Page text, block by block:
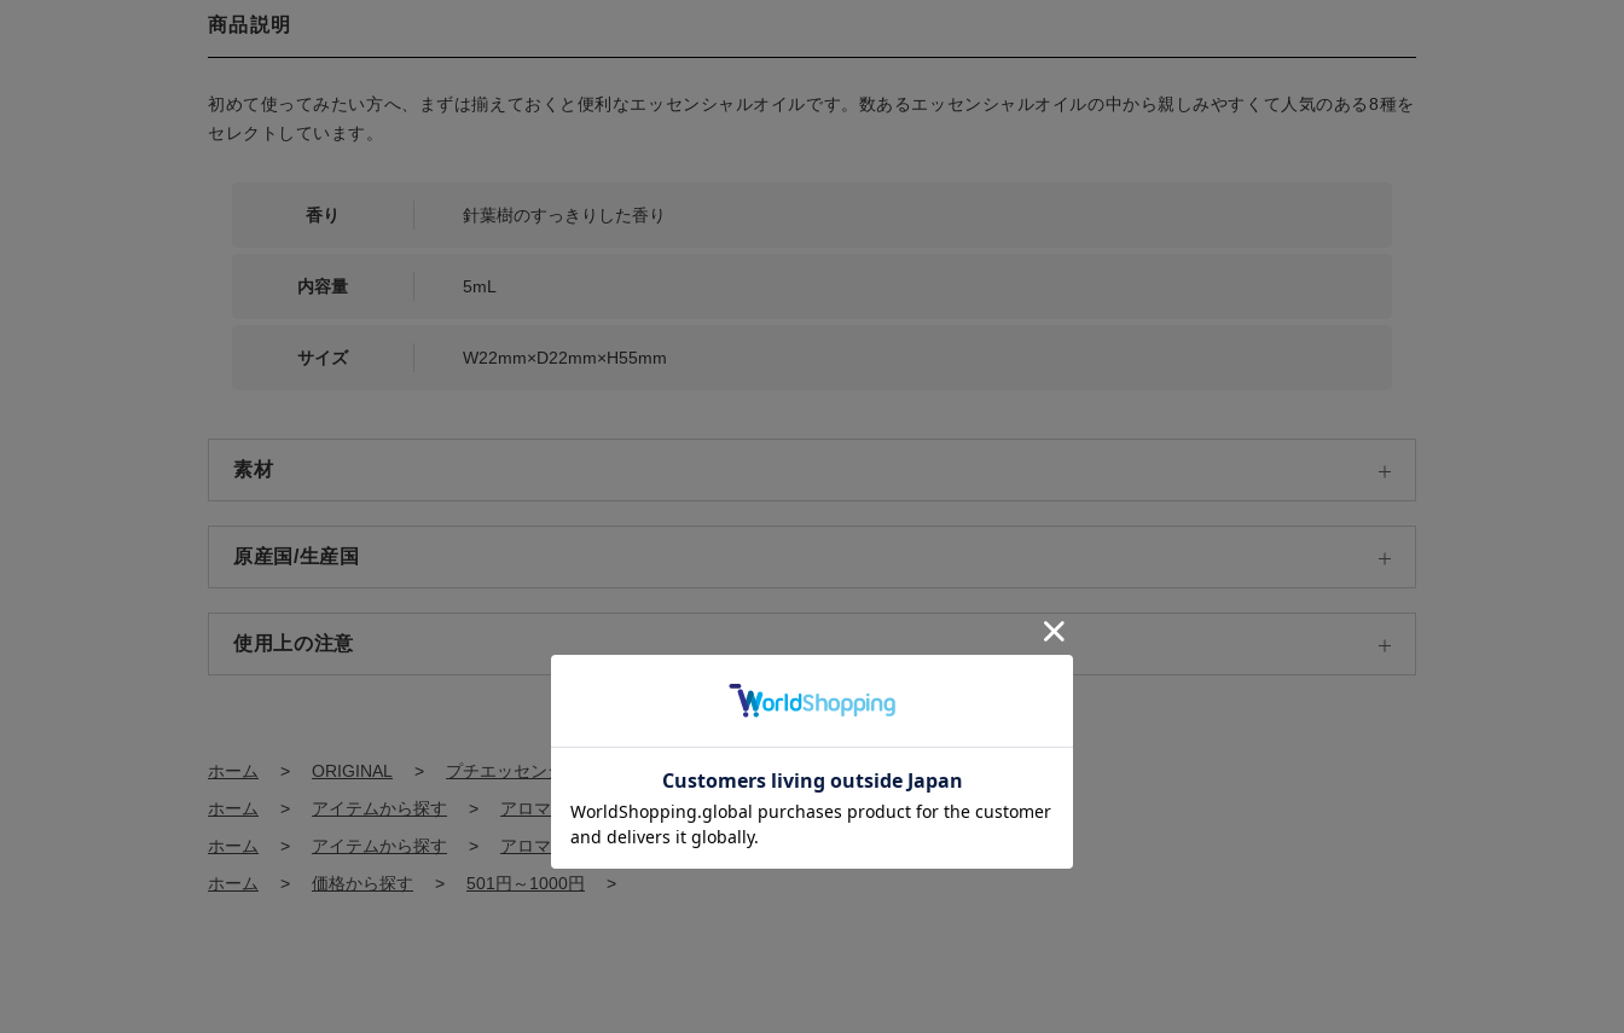
商品説明
初めて使ってみたい方へ、まずは揃えておくと便利なエッセンシャルオイルです。数あるエッセンシャルオイルの中から親しみやすくて人気のある8種を
セレクトしています。
香り 針葉樹のすっきりした香り
内容量 5mL
サイズ W22mm×D22mm×H55mm
素材
原産国/生産国
使用上の注意
ホーム > ORIGINAL > プチエッセンシャルオイル
>
ホーム
> アイテムから探す > アロマ
>
ホーム
> アイテムから探す > アロマ > エッセンシャルオイル（ 精油 ）
ホーム
> 価格から探す > 501円～1000円 >